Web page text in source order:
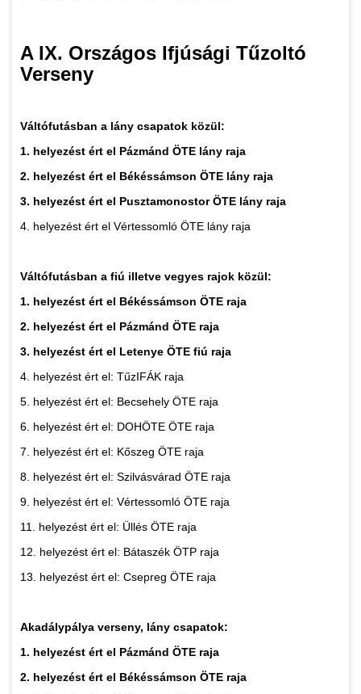
A IX. Országos Ifjúsági Tűzoltó
Verseny
Váltófutásban a lány csapatok közül:
1. helyezést ért el Pázmánd ÖTE lány raja
2. helyezést ért el Békéssámson ÖTE lány raja
3. helyezést ért el Pusztamonostor ÖTE lány raja
4. helyezést ért el Vértessomló ÖTE lány raja
Váltófutásban a fiú illetve vegyes rajok közül:
1. helyezést ért el Békéssámson ÖTE raja
2. helyezést ért el Pázmánd ÖTE raja
3. helyezést ért el Letenye ÖTE fiú raja
4. helyezést ért el: TűzIFÁK raja
5. helyezést ért el: Becsehely ÖTE raja
6. helyezést ért el: DOHÖTE ÖTE raja
7. helyezést ért el: Kőszeg ÖTE raja
8. helyezést ért el: Szilvásvárad ÖTE raja
9. helyezést ért el: Vértessomló ÖTE raja
11. helyezést ért el: Üllés ÖTE raja
12. helyezést ért el: Bátaszék ÖTP raja
13. helyezést ért el: Csepreg ÖTE raja
Akadálypálya verseny, lány csapatok:
1. helyezést ért el Pázmánd ÖTE raja
2. helyezést ért el Békéssámson ÖTE raja